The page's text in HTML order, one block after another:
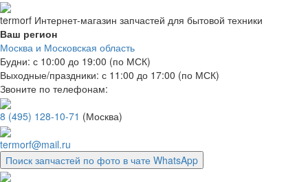
termorf Интернет-магазин запчастей для бытовой техники
Ваш регион
Москва и Московская область
Будни: с 10:00 до 19:00 (по МСК)
Выходные/праздники: с 11:00 до 17:00 (по МСК)
Звоните по телефонам:
8 (495) 128-10-71 (Москва)
termorf@mail.ru
Поиск запчастей по фото в чате WhatsApp